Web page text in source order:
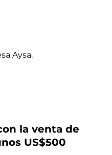
la venta de
US$500